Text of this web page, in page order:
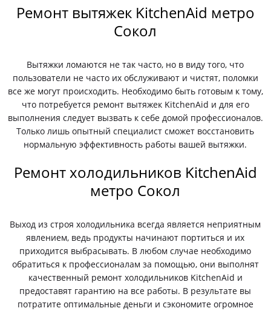
Ремонт вытяжек KitchenAid метро
Сокол
Вытяжки ломаются не так часто, но в виду того, что
пользователи не часто их обслуживают и чистят, поломки
все же могут происходить. Необходимо быть готовым к тому,
что потребуется ремонт вытяжек KitchenAid и для его
выполнения следует вызвать к себе домой профессионалов.
Только лишь опытный специалист сможет восстановить
нормальную эффективность работы вашей вытяжки.
Ремонт холодильников KitchenAid
метро Сокол
Выход из строя холодильника всегда является неприятным
явлением, ведь продукты начинают портиться и их
приходится выбрасывать. В любом случае необходимо
обратиться к профессионалам за помощью, они выполнят
качественный ремонт холодильников KitchenAid и
предоставят гарантию на все работы. В результате вы
потратите оптимальные деньги и сэкономите огромное